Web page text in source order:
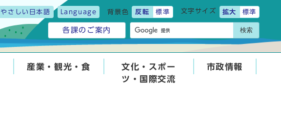
やさしい日本語 Language 背景色 反転 標準 文字サイズ 拡大 標準
各課のご案内 検索
産業・観光・食
文化・スポー
ツ・国際交流
市政情報